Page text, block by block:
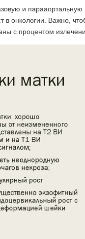
и
в онкологии. Важно,
с процентом